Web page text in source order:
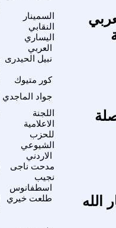
السمينار
النقابي
اليساري
العربي
نبيل الحيدرى
كور متيوك
جواد الماجدي
اللجنة
الاعلامية
للحزب
الشيوعي
الاردني
مدحت ناجى
نجيب
اسطفانوس
طلعت خيري
الله